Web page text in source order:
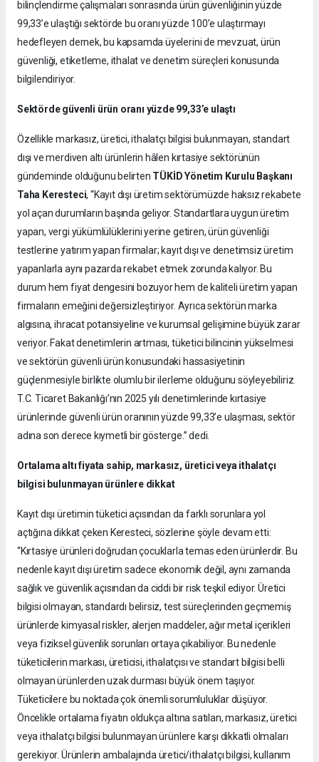
bilinçlendirme çalışmaları sonrasında ürün güvenliğinin yüzde
99,33’e ulaştığı sektörde bu oranı yüzde 100’e ulaştırmayı
hedefleyen dernek, bu kapsamda üyelerini de mevzuat, ürün
güvenliği, etiketleme, ithalat ve denetim süreçleri konusunda
bilgilendiriyor.
Sektörde güvenli ürün oranı yüzde 99,33’e ulaştı
Özellikle markasız, üretici, ithalatçı bilgisi bulunmayan, standart
dışı ve merdiven altı ürünlerin hâlen kırtasiye sektörünün
gündeminde olduğunu belirten TÜKİD Yönetim Kurulu Başkanı
Taha Keresteci, “Kayıt dışı üretim sektörümüzde haksız rekabete
yol açan durumların başında geliyor. Standartlara uygun üretim
yapan, vergi yükümlülüklerini yerine getiren, ürün güvenliği
testlerine yatırım yapan firmalar; kayıt dışı ve denetimsiz üretim
yapanlarla aynı pazarda rekabet etmek zorunda kalıyor. Bu
durum hem fiyat dengesini bozuyor hem de kaliteli üretim yapan
firmaların emeğini değersizleştiriyor. Ayrıca sektörün marka
algısına, ihracat potansiyeline ve kurumsal gelişimine büyük zarar
veriyor. Fakat denetimlerin artması, tüketici bilincinin yükselmesi
ve sektörün güvenli ürün konusundaki hassasiyetinin
güçlenmesiyle birlikte olumlu bir ilerleme olduğunu söyleyebiliriz.
T.C. Ticaret Bakanlığı’nın 2025 yılı denetimlerinde kırtasiye
ürünlerinde güvenli ürün oranının yüzde 99,33’e ulaşması, sektör
adına son derece kıymetli bir gösterge.” dedi.
Ortalama altı fiyata sahip, markasız, üretici veya ithalatçı
bilgisi bulunmayan ürünlere dikkat
Kayıt dışı üretimin tüketici açısından da farklı sorunlara yol
açtığına dikkat çeken Keresteci, sözlerine şöyle devam etti:
“Kırtasiye ürünleri doğrudan çocuklarla temas eden ürünlerdir. Bu
nedenle kayıt dışı üretim sadece ekonomik değil, aynı zamanda
sağlık ve güvenlik açısından da ciddi bir risk teşkil ediyor. Üretici
bilgisi olmayan, standardı belirsiz, test süreçlerinden geçmemiş
ürünlerde kimyasal riskler, alerjen maddeler, ağır metal içerikleri
veya fiziksel güvenlik sorunları ortaya çıkabiliyor. Bu nedenle
tüketicilerin markası, üreticisi, ithalatçısı ve standart bilgisi belli
olmayan ürünlerden uzak durması büyük önem taşıyor.
Tüketicilere bu noktada çok önemli sorumluluklar düşüyor.
Öncelikle ortalama fiyatın oldukça altına satılan, markasız, üretici
veya ithalatçı bilgisi bulunmayan ürünlere karşı dikkatli olmaları
gerekiyor. Ürünlerin ambalajında üretici/ithalatçı bilgisi, kullanım